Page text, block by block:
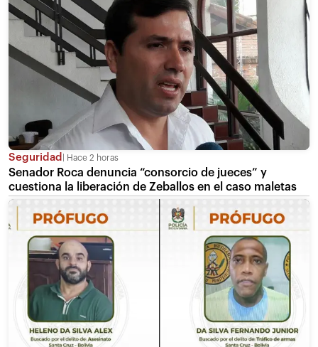
Seguridad Hace 2 horas
Senador Roca denuncia “consorcio de jueces” y
cuestiona la liberación de Zeballos en el caso maletas